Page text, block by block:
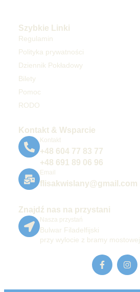
Szybkie Linki
Regulamin
Polityka prywatności
Dziennik Pokładowy
Bilety
Pomoc
RODO
Kontakt & Wsparcie
Kontakt
+48 604 77 83 77
+48 691 89 06 96
Email
flisakwislany@gmail.com
Znajdź nas na przystani
Nasza przystań
Bulwar Filadelfijski
przy wylocie z bramy mostowej